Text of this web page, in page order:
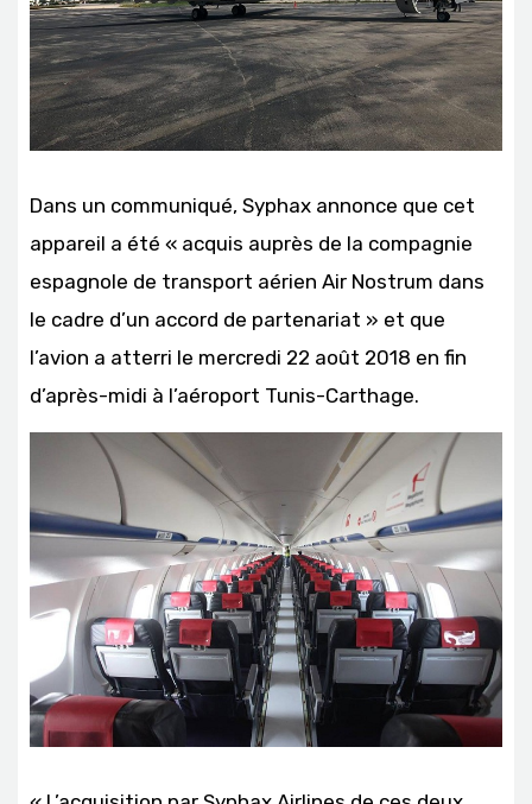
Dans un communiqué, Syphax annonce que cet
appareil a été « acquis auprès de la compagnie
espagnole de transport aérien Air Nostrum dans
le cadre d’un accord de partenariat » et que
l’avion a atterri le mercredi 22 août 2018 en fin
d’après-midi à l’aéroport Tunis-Carthage.